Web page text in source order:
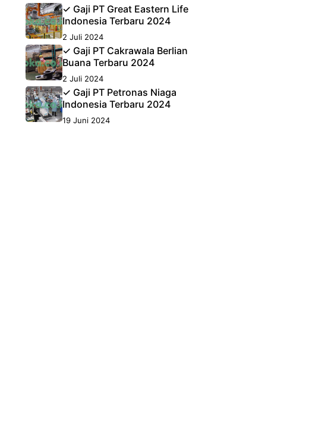
✓ Gaji PT Great Eastern Life
Indonesia Terbaru 2024
2 Juli 2024
✓ Gaji PT Cakrawala Berlian
Buana Terbaru 2024
2 Juli 2024
✓ Gaji PT Petronas Niaga
Indonesia Terbaru 2024
19 Juni 2024